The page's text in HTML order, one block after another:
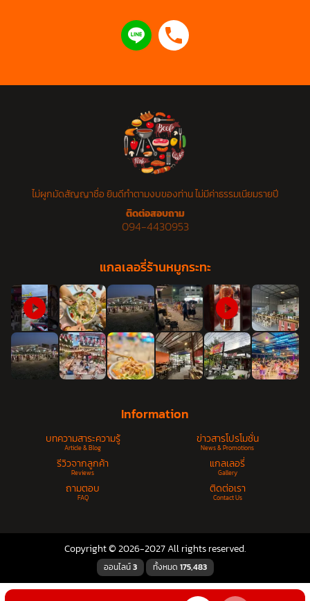
ไม่ผูกมัดสัญญาชื่อ ยินดีทำตามงบของท่าน ไม่มีค่าธรรมเนียมรายปี
ติดต่อสอบถาม
094-4430953
แกลเลอรี่ร้านหมูกระทะ
Information
บทความสาระความรู้
Article & Blog
ข่าวสารโปรโมชั่น
News & Promotions
รีวิวจากลูกค้า
Reviews
แกลเลอรี่
Gallery
ถามตอบ
FAQ
ติดต่อเรา
Contact Us
Copyright © 2026-2027 All rights reserved.
ออนไลน์3 ทั้งหมด 175,483